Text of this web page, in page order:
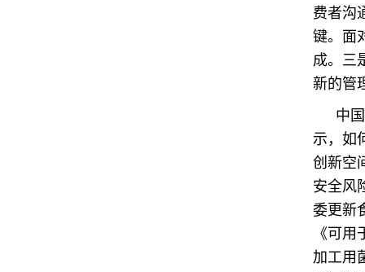
费者沟
键。面
成。三
新的管
中
示，如
创新空
安全风
委更新
《可
加工用